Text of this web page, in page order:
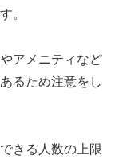
。
アメニティなど
るため注意をし
きる人数の上限